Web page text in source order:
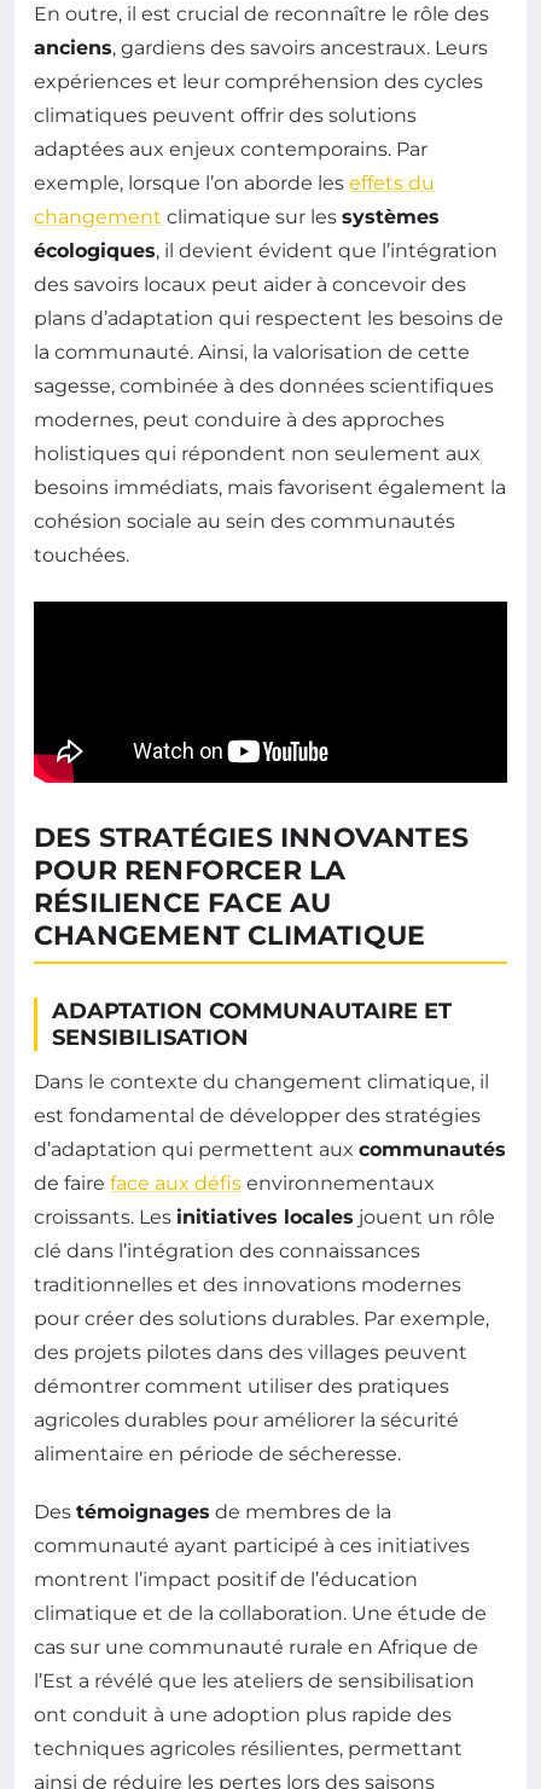
En outre, il est crucial de reconnaître le rôle des
anciens, gardiens des savoirs ancestraux. Leurs
expériences et leur compréhension des cycles
climatiques peuvent offrir des solutions
adaptées aux enjeux contemporains. Par
exemple, lorsque l’on aborde les effets du
changement climatique sur les systèmes
écologiques, il devient évident que l’intégration
des savoirs locaux peut aider à concevoir des
plans d’adaptation qui respectent les besoins de
la communauté. Ainsi, la valorisation de cette
sagesse, combinée à des données scientifiques
modernes, peut conduire à des approches
holistiques qui répondent non seulement aux
besoins immédiats, mais favorisent également la
cohésion sociale au sein des communautés
touchées.
DES STRATÉGIES INNOVANTES
POUR RENFORCER LA
RÉSILIENCE FACE AU
CHANGEMENT CLIMATIQUE
ADAPTATION COMMUNAUTAIRE ET
SENSIBILISATION
Dans le contexte du changement climatique, il
est fondamental de développer des stratégies
d’adaptation qui permettent aux communautés
de faire face aux défis environnementaux
croissants. Les initiatives locales jouent un rôle
clé dans l’intégration des connaissances
traditionnelles et des innovations modernes
pour créer des solutions durables. Par exemple,
des projets pilotes dans des villages peuvent
démontrer comment utiliser des pratiques
agricoles durables pour améliorer la sécurité
alimentaire en période de sécheresse.
Des témoignages de membres de la
communauté ayant participé à ces initiatives
montrent l’impact positif de l’éducation
climatique et de la collaboration. Une étude de
cas sur une communauté rurale en Afrique de
l’Est a révélé que les ateliers de sensibilisation
ont conduit à une adoption plus rapide des
techniques agricoles résilientes, permettant
ainsi de réduire les pertes lors des saisons